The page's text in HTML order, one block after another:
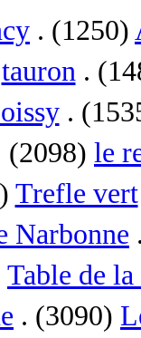
. (1250)
tauron.
.
(2098) le
Trefle vert
Narbonne
Table de
. (3090)